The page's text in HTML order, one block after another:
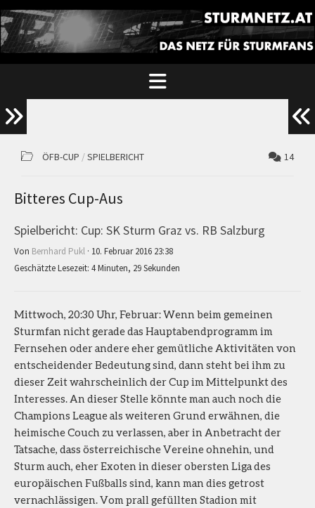
ÖFB-CUP /SPIELBERICHT 14
Bitteres Cup-Aus
Spielbericht: Cup: SK Sturm Graz vs. RB Salzburg
Von Bernhard Pukl · 10. Februar 2016 23:38
Geschätzte Lesezeit: 4 Minuten, 29 Sekunden
Mittwoch, 20:30 Uhr, Februar: Wenn beim gemeinen
Sturmfan nicht gerade das Hauptabendprogramm im
Fernsehen oder andere eher gemütliche Aktivitäten von
entscheidender Bedeutung sind, dann steht bei ihm zu
dieser Zeit wahrscheinlich der Cup im Mittelpunkt des
Interesses. An dieser Stelle könnte man auch noch die
Champions League als weiteren Grund erwähnen, die
heimische Couch zu verlassen, aber in Anbetracht der
Tatsache, dass österreichische Vereine ohnehin, und
Sturm auch, eher Exoten in dieser obersten Liga des
europäischen Fußballs sind, kann man dies getrost
vernachlässigen. Vom prall gefüllten Stadion mit